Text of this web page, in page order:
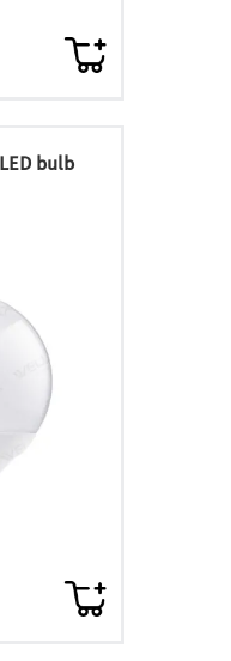
bulb